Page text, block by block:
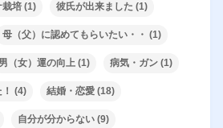
栽培 (1) 彼氏が出来ました (1)
母（父）に認めてもらいたい・・ (1)
男（女）運の向上 (1) 病気・ガン (1)
(4) 結婚・恋愛 (18)
自分が分からない (9)